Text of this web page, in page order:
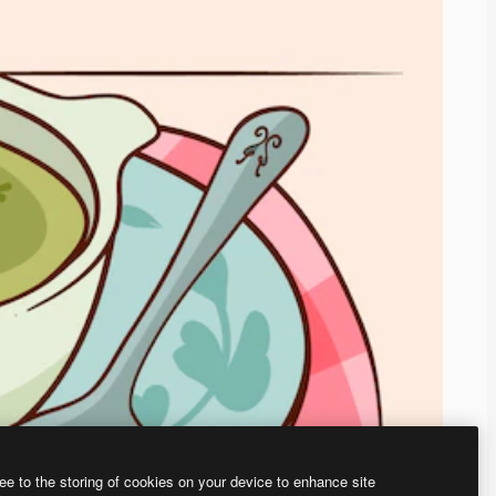
to the storing of cookies on your device to enhance site